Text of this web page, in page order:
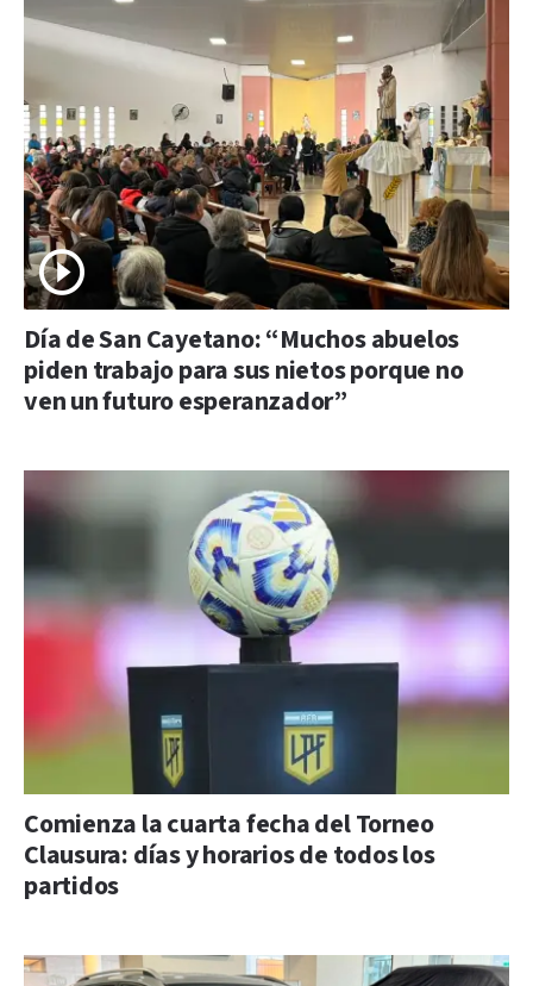
Día de San Cayetano: “Muchos abuelos
piden trabajo para sus nietos porque no
ven un futuro esperanzador”
Comienza la cuarta fecha del Torneo
Clausura: días y horarios de todos los
partidos